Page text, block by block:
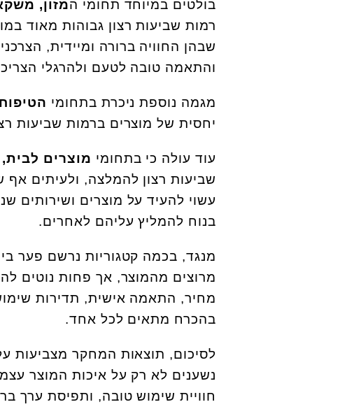
בולטים במיוחד תחומי המזון,
רמות שביעות רצון גבוהות מאוד
שבהן החוויה ברורה ומיידית,
והתאמה טובה לטעם ולהרגלי
מגמה נוספת ניכרת בתחומי
יחסית של מוצרים ברמות שביעות
עוד עולה כי בתחומי מוצרים
שביעות רצון להמלצה, ולעיתים אף
עשוי להעיד על מוצרים ושירותים
בנוח להמליץ עליהם לאחרים.
מנגד, בכמה קטגוריות נרשם פער
מרוצים מהמוצר, אך פחות נוטים
מחיר, התאמה אישית, תדירות
בהכרח מתאים לכל אחד.
נשענים לא רק על איכות המוצר
חוויית שימוש טובה, ותפיסת ערך